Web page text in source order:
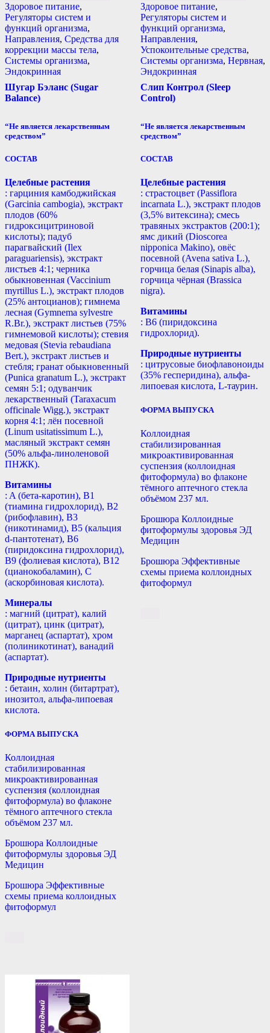
Здоровое питание,
Регуляторы систем и
функций организма,
Направления, Средства для
коррекции массы тела,
Системы организма,
Эндокринная
Шугар Бэланс (Sugar
Balance)
“Не является лекарственным
средством”
СОСТАВ
Целебные растения
: гарциния камбоджийская
(Garcinia cambogia), экстракт
плодов (60%
гидроксицитриновой
кислоты); падуб
парагвайский (Ilex
paraguariensis), экстракт
листьев 4:1; черника
обыкновенная (Vaccinium
myrtillus L.), экстракт плодов
(25% антоцианов); гимнема
лесная (Gymnema sylvestre
R.Br.), экстракт листьев (75%
гимнемовой кислоты); стевия
медовая (Stevia rebaudiana
Bert.), экстракт листьев и
стебля; гранат обыкновенный
(Punica granatum L.), экстракт
семян 5:1; одуванчик
лекарственный (Taraxacum
officinale Wigg.), экстракт
корня 4:1; лён посевной
(Linum usitatissimum L.),
масляный экстракт семян
(50% альфа-линоленовой
ПНЖК).
Витамины
: A (бета-каротин), B1
(тиамина гидрохлорид), B2
(рибофлавин), B3
(никотинамид), В5 (кальция
d-пантотенат), B6
(пиридоксина гидрохлорид),
B9 (фолиевая кислота), B12
(цианокобаламин), С
(аскорбиновая кислота).
Минералы
: магний (цитрат), калий
(цитрат), цинк (цитрат),
марганец (аспартат), хром
(полиникотинат), ванадий
(аспартат).
Природные нутриенты
: бетаин, холин (битартрат),
инозитол, альфа-липоевая
кислота.
ФОРМА ВЫПУСКА
Коллоидная
стабилизированная
микроактивированная
суспензия (коллоидная
фитоформула) во флаконе
тёмного аптечного стекла
объёмом 237 мл.
Брошюра Коллоидные
фитоформулы здоровья ЭД
Медицин
Брошюра Эффективные
схемы приема коллоидных
фитоформул
Здоровое питание,
Регуляторы систем и
функций организма,
Направления,
Успокоительные средства,
Системы организма, Нервная,
Эндокринная
Слип Контрол (Sleep
Control)
“Не является лекарственным
средством”
СОСТАВ
Целебные растения
: страстоцвет (Passiflora
incarnata L.), экстракт плодов
(3,5% витексина); смесь
травяных экстрактов (200:1);
ямс дикий (Dioscorea
nipponica Makino), овёс
посевной (Avena sativa L.),
горчица белая (Sinapis alba),
горчица чёрная (Brassica
nigra).
Витамины
: B6 (пиридоксина
гидрохлорид).
Природные нутриенты
: цитрусовые биофлавоноиды
(35% гесперидина), альфа-
липоевая кислота, L-таурин.
ФОРМА ВЫПУСКА
Коллоидная
стабилизированная
микроактивированная
суспензия (коллоидная
фитоформула) во флаконе
тёмного аптечного стекла
объёмом 237 мл.
Брошюра Коллоидные
фитоформулы здоровья ЭД
Медицин
Брошюра Эффективные
схемы приема коллоидных
фитоформул